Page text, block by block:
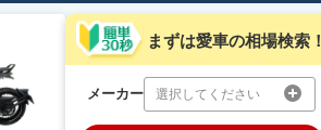
まずは愛車の相場検索！
メーカー 選択してください